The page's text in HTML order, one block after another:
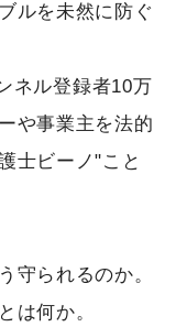
ルを未然に防ぐ
ネル登録者10万
や事業主を法的
士ビーノ"こと
守られるのか。
は何か。